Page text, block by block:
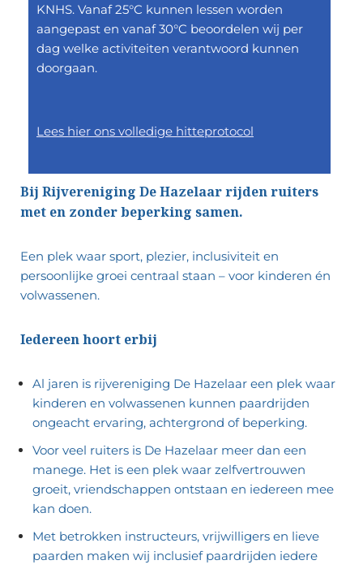
KNHS. Vanaf 25°C kunnen lessen worden
aangepast en vanaf 30°C beoordelen wij per
dag welke activiteiten verantwoord kunnen
doorgaan.
Lees hier ons volledige hitteprotocol
Bij Rijvereniging De Hazelaar rijden ruiters
met en zonder beperking samen.
Een plek waar sport, plezier, inclusiviteit en
persoonlijke groei centraal staan – voor kinderen én
volwassenen.
Iedereen hoort erbij
Al jaren is rijvereniging De Hazelaar een plek waar
kinderen en volwassenen kunnen paardrijden
ongeacht ervaring, achtergrond of beperking.
Voor veel ruiters is De Hazelaar meer dan een
manege. Het is een plek waar zelfvertrouwen
groeit, vriendschappen ontstaan en iedereen mee
kan doen.
Met betrokken instructeurs, vrijwilligers en lieve
paarden maken wij inclusief paardrijden iedere